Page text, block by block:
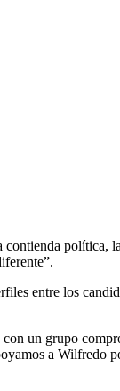
contienda política,
entre los
un grupo
a Wilfredo